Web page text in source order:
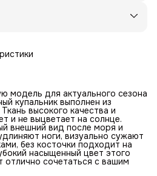
модель для актуального сезона
купальник выполнен из
высокого качества и
и не выцветает на солнце.
внешний вид после моря и
ноги, визуально сужают
без косточки подходит на
насыщенный цвет этого
сочетаться с вашим